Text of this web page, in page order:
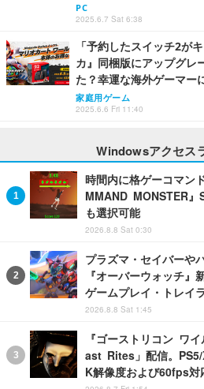
PC
2025.6.7 Sat 6:38
「予約したスイッチ2が
カ』同梱版にアップグ
た？幸運な海外ゲーマー
家庭用ゲーム
2025.6.6 Fri 11:40
Windowsアクセス
時間内に格ゲーコマン
MMAND MONSTER
も選択可能
2026.8.8 Sat 0:30
プラズマ・セイバーや
『オーバーウォッチ』
ゲームプレイ・トレイ
2026.8.8 Sat 1:45
『ゴーストリコン ワ
ast Rites」配信。
K解像度および60fps